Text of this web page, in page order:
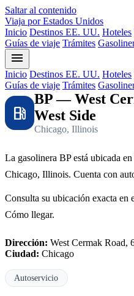
Saltar al contenido
Viaja por Estados Unidos
Inicio Destinos EE. UU. Hoteles
Guías de viaje Trámites
menu
Inicio Destinos EE. UU. Hoteles
Guías de viaje Trámites
local_gas_station
BP — West
West Side
Chicago, Illinois
La gasolinera BP está ubicada
Chicago, Illinois. Cuenta con
Consulta su ubicación exacta en
Cómo llegar.
Dirección: West Cermak Road,
Ciudad: Chicago
Autoservicio